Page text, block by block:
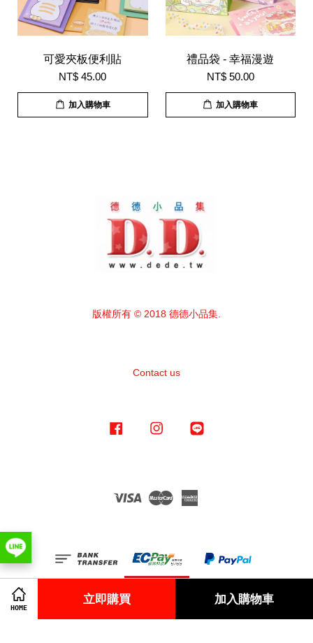
HOME
立即購買 加入購物車
可愛夾板便利貼
NT$ 45.00
加入購物車
禮品袋 - 幸福漫遊
NT$ 50.00
加入購物車
版權所有 © 2018 德德小品集.
Contact us
Facebook Instagram
Visa Master